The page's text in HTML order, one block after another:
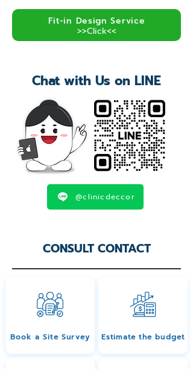
Fit-in Design Service
>>Click<<
Chat with Us on LINE
@clinicdeccor
CONSULT CONTACT
Book a Site Survey Estimate the budget